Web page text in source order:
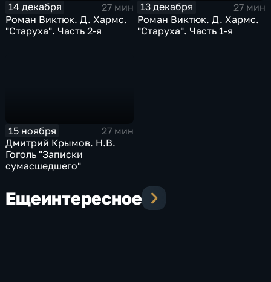
14 декабря
27 мин
Роман Виктюк. Д. Хармс.
"Старуха". Часть 2-я
13 декабря
27 мин
Роман Виктюк. Д. Хармс.
"Старуха". Часть 1-я
15 ноября
27 мин
Дмитрий Крымов. Н.В.
Гоголь "Записки
сумасшедшего"
Ещеинтересное